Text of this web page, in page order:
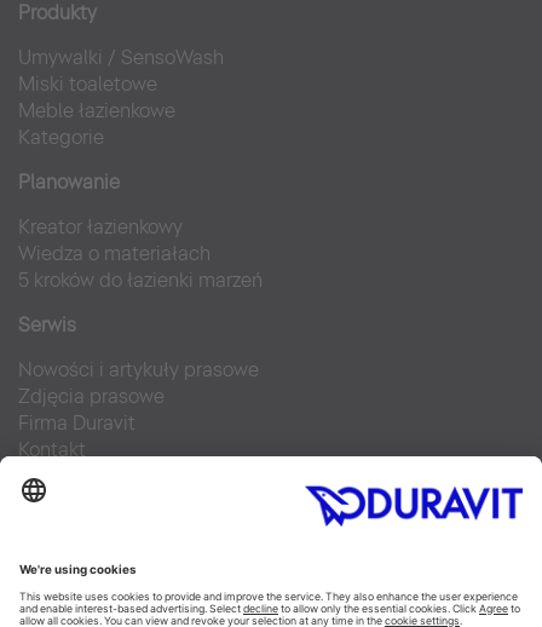
Produkty
Umywalki / SensoWash
Miski toaletowe
Meble łazienkowe
Kategorie
Planowanie
Kreator łazienkowy
Wiedza o materiałach
5 kroków do łazienki marzeń
Serwis
Nowości i artykuły prasowe
Zdjęcia prasowe
Firma Duravit
Kontakt
Najczęściej zadawane pytania
Facebook
Instagram
Pinterest
Blog